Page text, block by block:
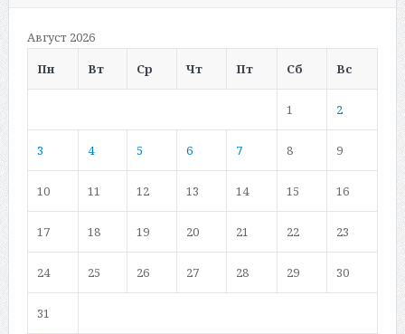
Август 2026
Пн
Вт Ср Чт Пт Сб Вс
1 2
3 4 5 6 7 8 9
10 11 12 13 14 15 16
17 18 19 20 21 22 23
24 25 26 27 28 29 30
31